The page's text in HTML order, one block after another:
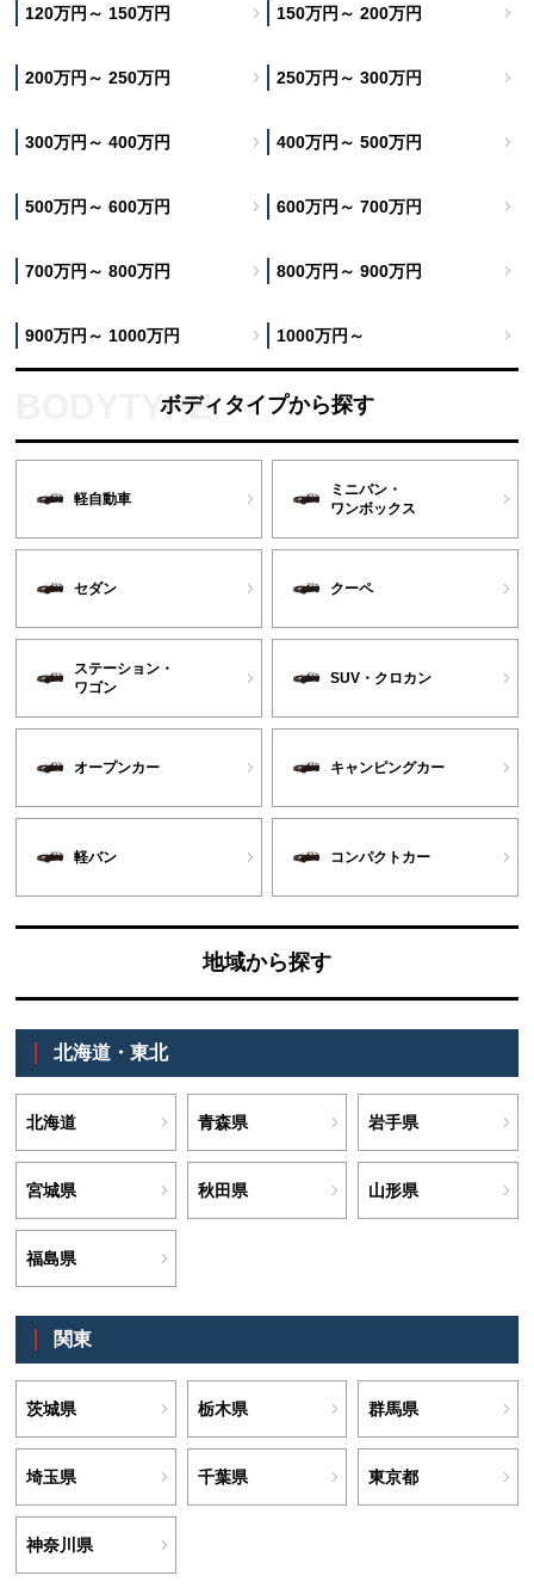
120万円～ 150万円 150万円～ 200万円
200万円～ 250万円 250万円～ 300万円
300万円～ 400万円 400万円～ 500万円
500万円～ 600万円 600万円～ 700万円
700万円～ 800万円 800万円～ 900万円
900万円～ 1000万円 1000万円～
ボディタイプから探す
軽自動車
ミニバン・
ワンボックス
セダン クーペ
ステーション・
ワゴン
SUV・クロカン
オープンカー キャンピングカー
軽バン コンパクトカー
地域から探す
北海道・東北
北海道 青森県 岩手県
宮城県 秋田県 山形県
福島県
関東
茨城県 栃木県 群馬県
埼玉県 千葉県 東京都
神奈川県